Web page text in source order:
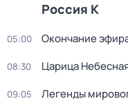
Россия К
05:00 Окончание
08:30 Царица
09:05 Легенды